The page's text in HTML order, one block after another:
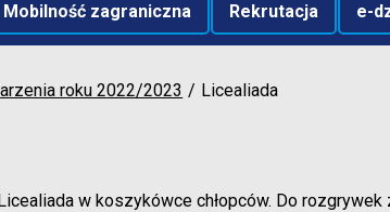
Mobilność zagraniczna Rekrutacja e-
roku 2022/2023 Licealiada
w koszykówce chłopców. Do rozgrywek